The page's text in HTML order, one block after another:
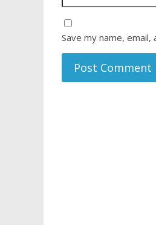
Save my name,